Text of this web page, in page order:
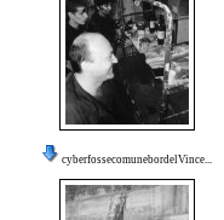
cyberfossecomunebordelVince...